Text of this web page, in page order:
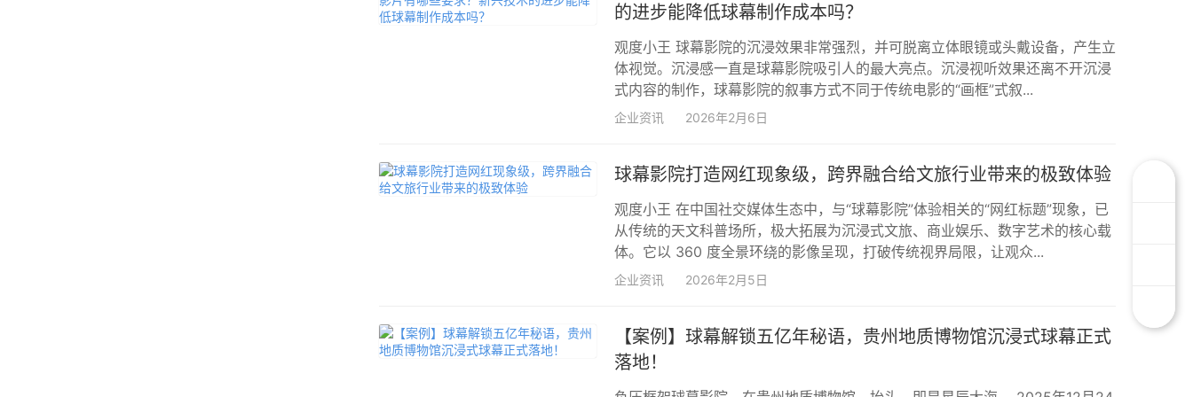
的进步能降低球幕制作成本吗？
观度小王 球幕影院的沉浸效果非常强烈，并可脱离立体眼镜或头戴设备，产生立
体视觉。沉浸感一直是球幕影院吸引人的最大亮点。沉浸视听效果还离不开沉浸
式内容的制作，球幕影院的叙事方式不同于传统电影的“画框”式叙...
企业资讯 2026年2月6日
球幕影院打造网红现象级，跨界融合给文旅行业带来的极致体验
观度小王 在中国社交媒体生态中，与“球幕影院”体验相关的“网红标题”现象，已
从传统的天文科普场所，极大拓展为沉浸式文旅、商业娱乐、数字艺术的核心载
体。它以 360 度全景环绕的影像呈现，打破传统视界局限，让观众...
企业资讯 2026年2月5日
【案例】球幕解锁五亿年秘语，贵州地质博物馆沉浸式球幕正式
落地！